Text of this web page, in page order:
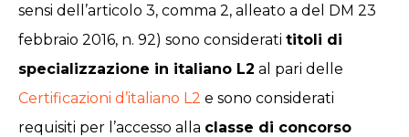
sensi dell’articolo 3, comma 2, alleato a del DM 23
febbraio 2016, n. 92) sono considerati titoli di
specializzazione in italiano L2 al pari delle
Certificazioni d’italiano L2 e sono considerati
requisiti per l’accesso alla classe di concorso